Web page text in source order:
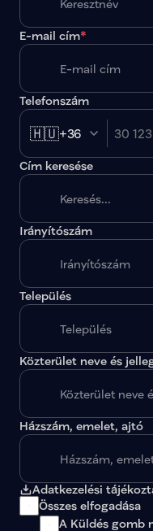
E-mail cím*
Telefonszám
🇭🇺+36
Cím keresése
Irányítószám
Település
Közterület neve és
Házszám, emelet, ajtó
Adatkezelési
Összes elfogadása
A Küldés gomb